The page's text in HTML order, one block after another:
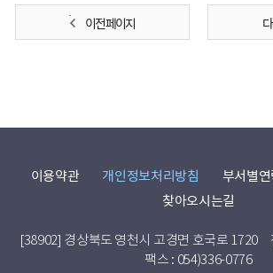
이전 페이지
이용약관 개인정보처리방침 부서별
찾아오시는길
[38902] 경상북도 영천시 고경면 호국로 1720
팩스 : 054)336-0776